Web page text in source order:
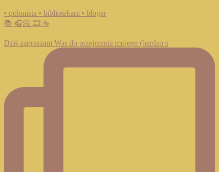
• polonista • bibliotekarz • bloger
📚 🎧📀 🎞️ ☕️
Dziś zapraszam Was do przejrzenia mojego (bardzo s